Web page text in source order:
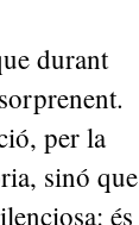
durant
per la
sinó que
és